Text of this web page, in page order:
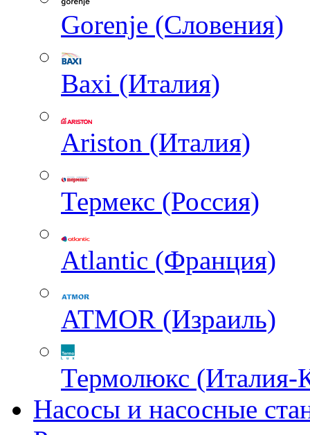
Gorenje (Словения)
Baxi (Италия)
Ariston (Италия)
Термекс (Россия)
Atlantic (Франция)
ATMOR (Израиль)
Термолюкс (Италия-
Насосы и насосные